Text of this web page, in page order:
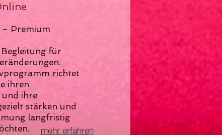
– Premium
für
richtet
ihren
und ihre
stärken und
langfristig
mehr erfahren